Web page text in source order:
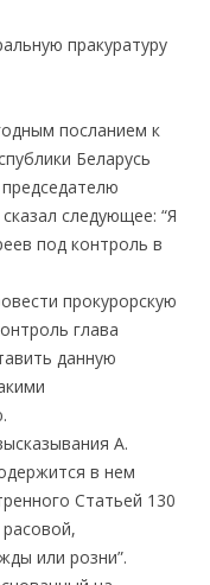
пракуратуру
посланием к
Беларусь
следующее: “Я
под контроль в
прокурорскую
глава
данную
А.
в нем
Статьей 130
или розни”.